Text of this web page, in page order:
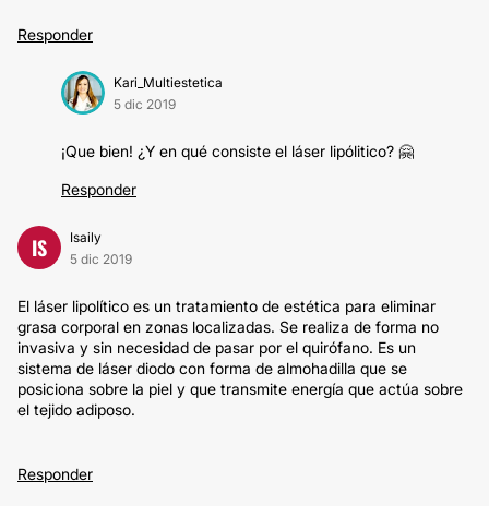
Responder
Kari_Multiestetica
5 dic 2019
¡Que bien! ¿Y en qué consiste el láser lipólitico? 🤗
Responder
IS
Isaily
5 dic 2019
El láser lipolítico es un tratamiento de estética para eliminar
grasa corporal en zonas localizadas. Se realiza de forma no
invasiva y sin necesidad de pasar por el quirófano. Es un
sistema de láser diodo con forma de almohadilla que se
posiciona sobre la piel y que transmite energía que actúa sobre
el tejido adiposo.
Responder